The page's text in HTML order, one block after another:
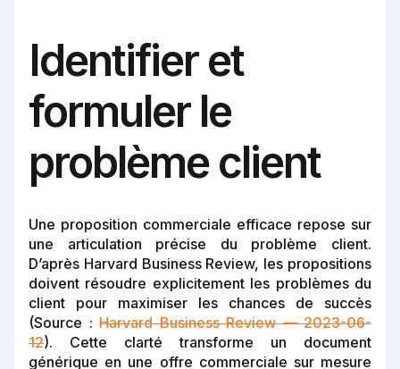
Identifier et
formuler le
problème client
Une proposition commerciale efficace repose sur
une articulation précise du problème client.
D’après Harvard Business Review, les propositions
doivent résoudre explicitement les problèmes du
client pour maximiser les chances de succès
(Source : Harvard Business Review — 2023-06-
12). Cette clarté transforme un document
générique en une offre commerciale sur mesure